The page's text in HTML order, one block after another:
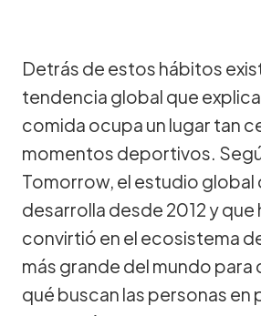
Detrás de estos hábitos
tendencia global que
comida ocupa un lugar tan
momentos deportivos.
Tomorrow, el estudio global
desarrolla desde 2012 y que
convirtió en el ecosistema
más grande del mundo
qué buscan las personas en